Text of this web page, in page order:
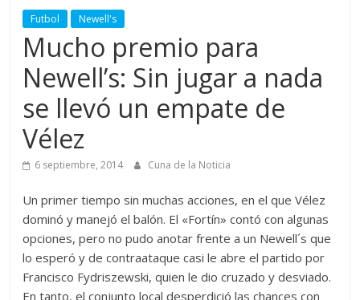
Futbol Newell's
Mucho premio para
Newell’s: Sin jugar a nada
se llevó un empate de
Vélez
6 septiembre, 2014 Cuna de la Noticia
Un primer tiempo sin muchas acciones, en el que Vélez
dominó y manejó el balón. El «Fortín» contó con algunas
opciones, pero no pudo anotar frente a un Newell´s que
lo esperó y de contraataque casi le abre el partido por
Francisco Fydriszewski, quien le dio cruzado y desviado.
En tanto, el conjunto local desperdició las chances con